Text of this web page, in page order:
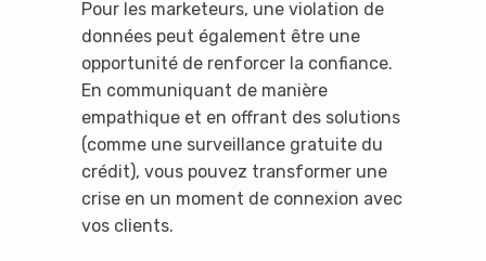
Pour les marketeurs, une violation de
données peut également être une
opportunité de renforcer la confiance.
En communiquant de manière
empathique et en offrant des solutions
(comme une surveillance gratuite du
crédit), vous pouvez transformer une
crise en un moment de connexion avec
vos clients.
It looks like you're
using an ad-blocker!